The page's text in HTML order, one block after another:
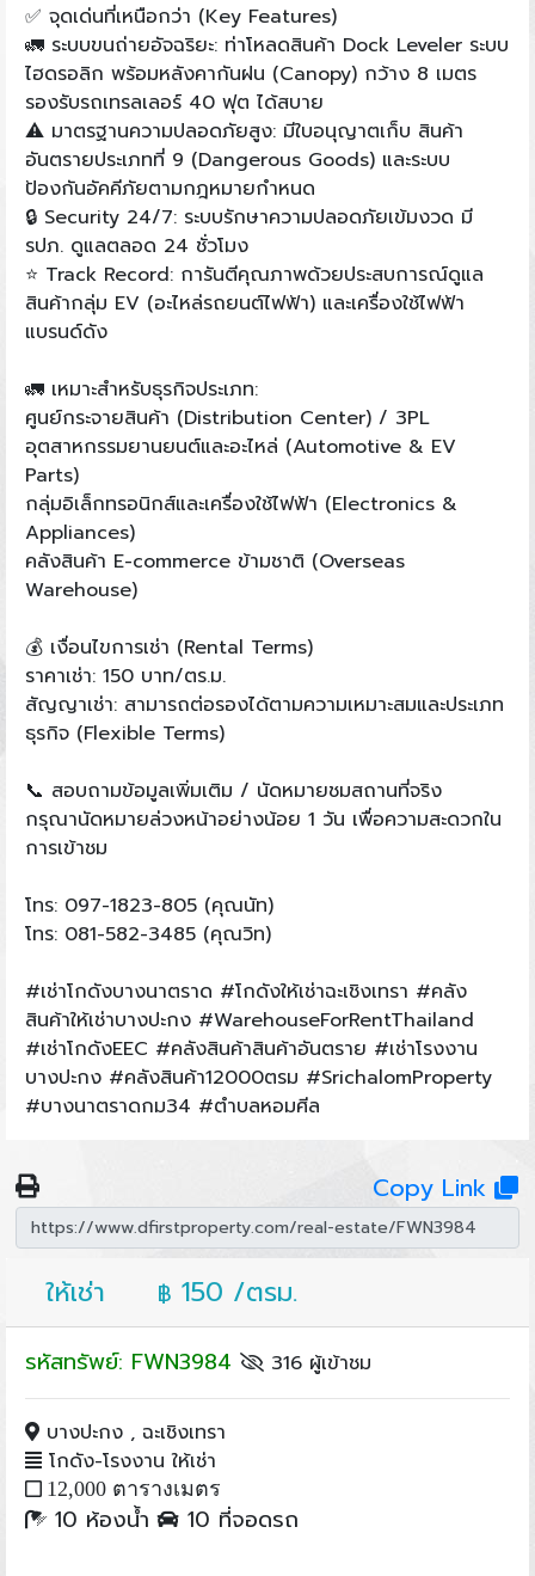
✅ จุดเด่นที่เหนือกว่า (Key Features)
🚛 ระบบขนถ่ายอัจฉริยะ: ท่าโหลดสินค้า Dock Leveler ระบบ
ไฮดรอลิก พร้อมหลังคากันฝน (Canopy) กว้าง 8 เมตร
รองรับรถเทรลเลอร์ 40 ฟุต ได้สบาย
⚠️ มาตรฐานความปลอดภัยสูง: มีใบอนุญาตเก็บ สินค้า
อันตรายประเภทที่ 9 (Dangerous Goods) และระบบ
ป้องกันอัคคีภัยตามกฎหมายกำหนด
🔒 Security 24/7: ระบบรักษาความปลอดภัยเข้มงวด มี
รปภ. ดูแลตลอด 24 ชั่วโมง
⭐ Track Record: การันตีคุณภาพด้วยประสบการณ์ดูแล
สินค้ากลุ่ม EV (อะไหล่รถยนต์ไฟฟ้า) และเครื่องใช้ไฟฟ้า
แบรนด์ดัง
🚛 เหมาะสำหรับธุรกิจประเภท:
ศูนย์กระจายสินค้า (Distribution Center) / 3PL
อุตสาหกรรมยานยนต์และอะไหล่ (Automotive & EV
Parts)
กลุ่มอิเล็กทรอนิกส์และเครื่องใช้ไฟฟ้า (Electronics &
Appliances)
คลังสินค้า E-commerce ข้ามชาติ (Overseas
Warehouse)
💰 เงื่อนไขการเช่า (Rental Terms)
ราคาเช่า: 150 บาท/ตร.ม.
สัญญาเช่า: สามารถต่อรองได้ตามความเหมาะสมและประเภท
ธุรกิจ (Flexible Terms)
📞 สอบถามข้อมูลเพิ่มเติม / นัดหมายชมสถานที่จริง
กรุณานัดหมายล่วงหน้าอย่างน้อย 1 วัน เพื่อความสะดวกใน
การเข้าชม
โทร: 097-1823-805 (คุณนัท)
โทร: 081-582-3485 (คุณวิท)
#เช่าโกดังบางนาตราด #โกดังให้เช่าฉะเชิงเทรา #คลัง
สินค้าให้เช่าบางปะกง #WarehouseForRentThailand
#เช่าโกดังEEC #คลังสินค้าสินค้าอันตราย #เช่าโรงงาน
บางปะกง #คลังสินค้า12000ตรม #SrichalomProperty
#บางนาตราดกม34 #ตำบลหอมศีล
Copy Link
ให้เช่า ฿ 150 /ตรม.
รหัสทรัพย์: FWN3984 316 ผู้เข้าชม
บางปะกง , ฉะเชิงเทรา
โกดัง-โรงงาน ให้เช่า
12,000 ตารางเมตร
10 ห้องน้ำ 10 ที่จอดรถ